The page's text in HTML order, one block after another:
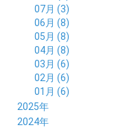
07月 (3)
06月 (8)
05月 (8)
04月 (8)
03月 (6)
02月 (6)
01月 (6)
2025年
12月 (5)
2024年